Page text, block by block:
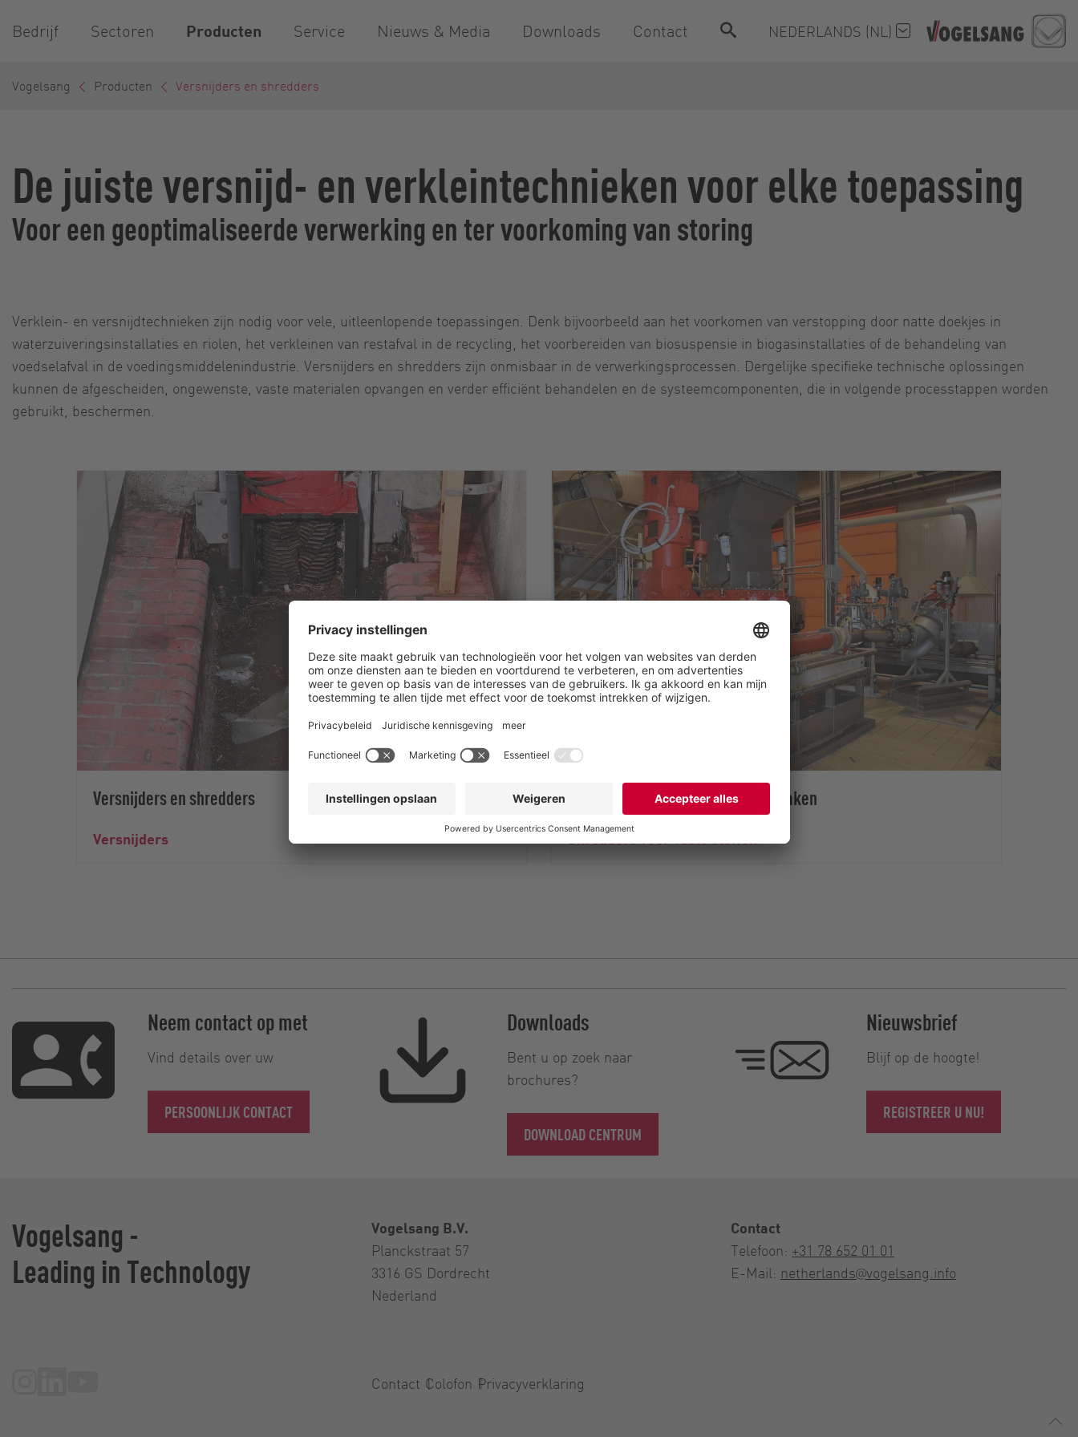
Bedrijf Sectoren Producten Service Nieuws & Media Downloads Contact NEDERLANDS (NL)
Vogelsang Producten Versnijders en shredders
De juiste versnijd- en verkleintechnieken voor elke toepassing
Voor een geoptimaliseerde verwerking en ter voorkoming van storing
Verklein- en versnijdtechnieken zijn nodig voor vele, uitleenlopende toepassingen. Denk bijvoorbeeld aan het voorkomen van verstopping door natte doekjes in
waterzuiveringsinstallaties en riolen, het verkleinen van restafval in de recycling, het voorbereiden van biosuspensie in biogasinstallaties of de behandeling van
voedselafval in de voedingsmiddelenindustrie. Versnijders en shredders zijn onmisbaar in de verwerkingsprocessen. Dergelijke specifieke technische oplossingen
kunnen de afgescheiden, ongewenste, vaste materialen opvangen en verder efficiënt behandelen en de systeemcomponenten, die in volgende processtappen worden
gebruikt, beschermen.
Versnijders en shredders
Versnijders
Vaste materialen verpompbaar maken
Shredders voor vaste stoffen
Neem contact op met
Vind details over uw
PERSOONLIJK CONTACT
Downloads
Bent u op zoek naar
brochures?
DOWNLOAD CENTRUM
Nieuwsbrief
Blijf op de hoogte!
REGISTREER U NU!
Vogelsang -
Leading in Technology
Vogelsang B.V.
Planckstraat 57
3316 GS Dordrecht
Nederland
Contact
Telefoon: +31 78 652 01 01
E-Mail: netherlands@vogelsang.info
Contact Colofon Privacyverklaring